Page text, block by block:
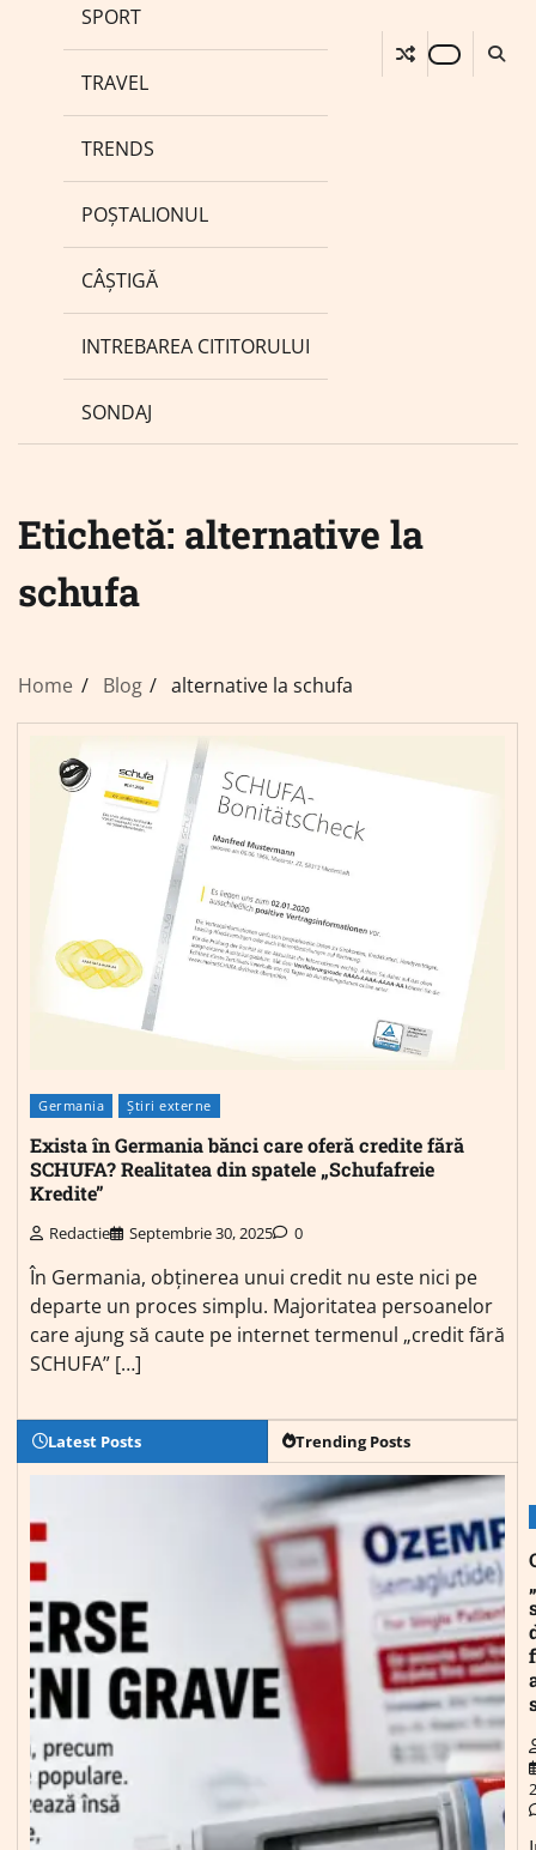
SPORT
TRAVEL
TRENDS
POȘTALIONUL
CÂȘTIGĂ
INTREBAREA CITITORULUI
SONDAJ
Etichetă: alternative la
schufa
Home Blog alternative la schufa
Germania Știri externe
Exista în Germania bănci care oferă credite fără
SCHUFA? Realitatea din spatele „Schufafreie
Kredite”
Redactie Septembrie 30, 2025 0
În Germania, obținerea unui credit nu este nici pe
departe un proces simplu. Majoritatea persoanelor
care ajung să caute pe internet termenul „credit fără
SCHUFA” […]
Latest Posts Trending Posts